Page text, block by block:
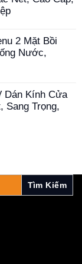
2 Mặt Bồi
Nước,
Dán Kính Cửa
Sang Trọng,